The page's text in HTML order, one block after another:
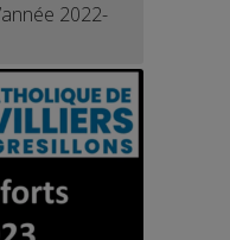
2022-